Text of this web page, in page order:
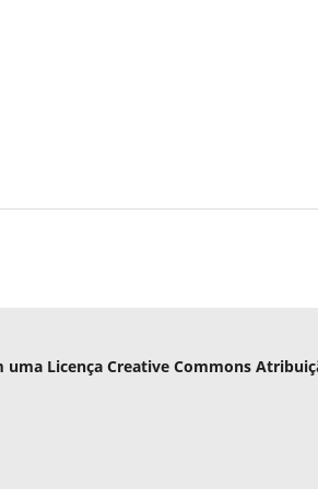
uma Licença Creative Commons